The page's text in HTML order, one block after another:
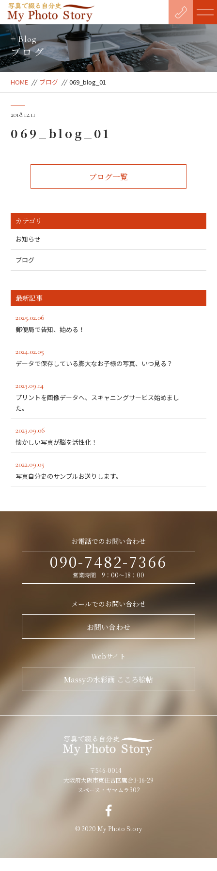
Blog
ブログ
HOME // ブログ // 069_blog_01
2018.12.11
069_blog_01
ブログ一覧
カテゴリ
お知らせ
ブログ
最新記事
2025.02.06
郵便局で告知、始める！
2024.02.05
データで保存している膨大なお子様の写真、いつ見る？
2023.09.14
プリントを画像データへ、スキャニングサービス始めまし
た。
2023.09.06
懐かしい写真が脳を活性化！
2022.09.05
写真自分史のサンプルお送りします。
お電話でのお問い合わせ
090-7482-7366
営業時間 9：00～18：00
メールでのお問い合わせ
お問い合わせ
Webサイト
Massyの水彩画 こころ絵帖
〒546-0014
大阪府大阪市東住吉区鷹合3-16-29
スペース・ヤマムラ302
© 2020 My Photo Story